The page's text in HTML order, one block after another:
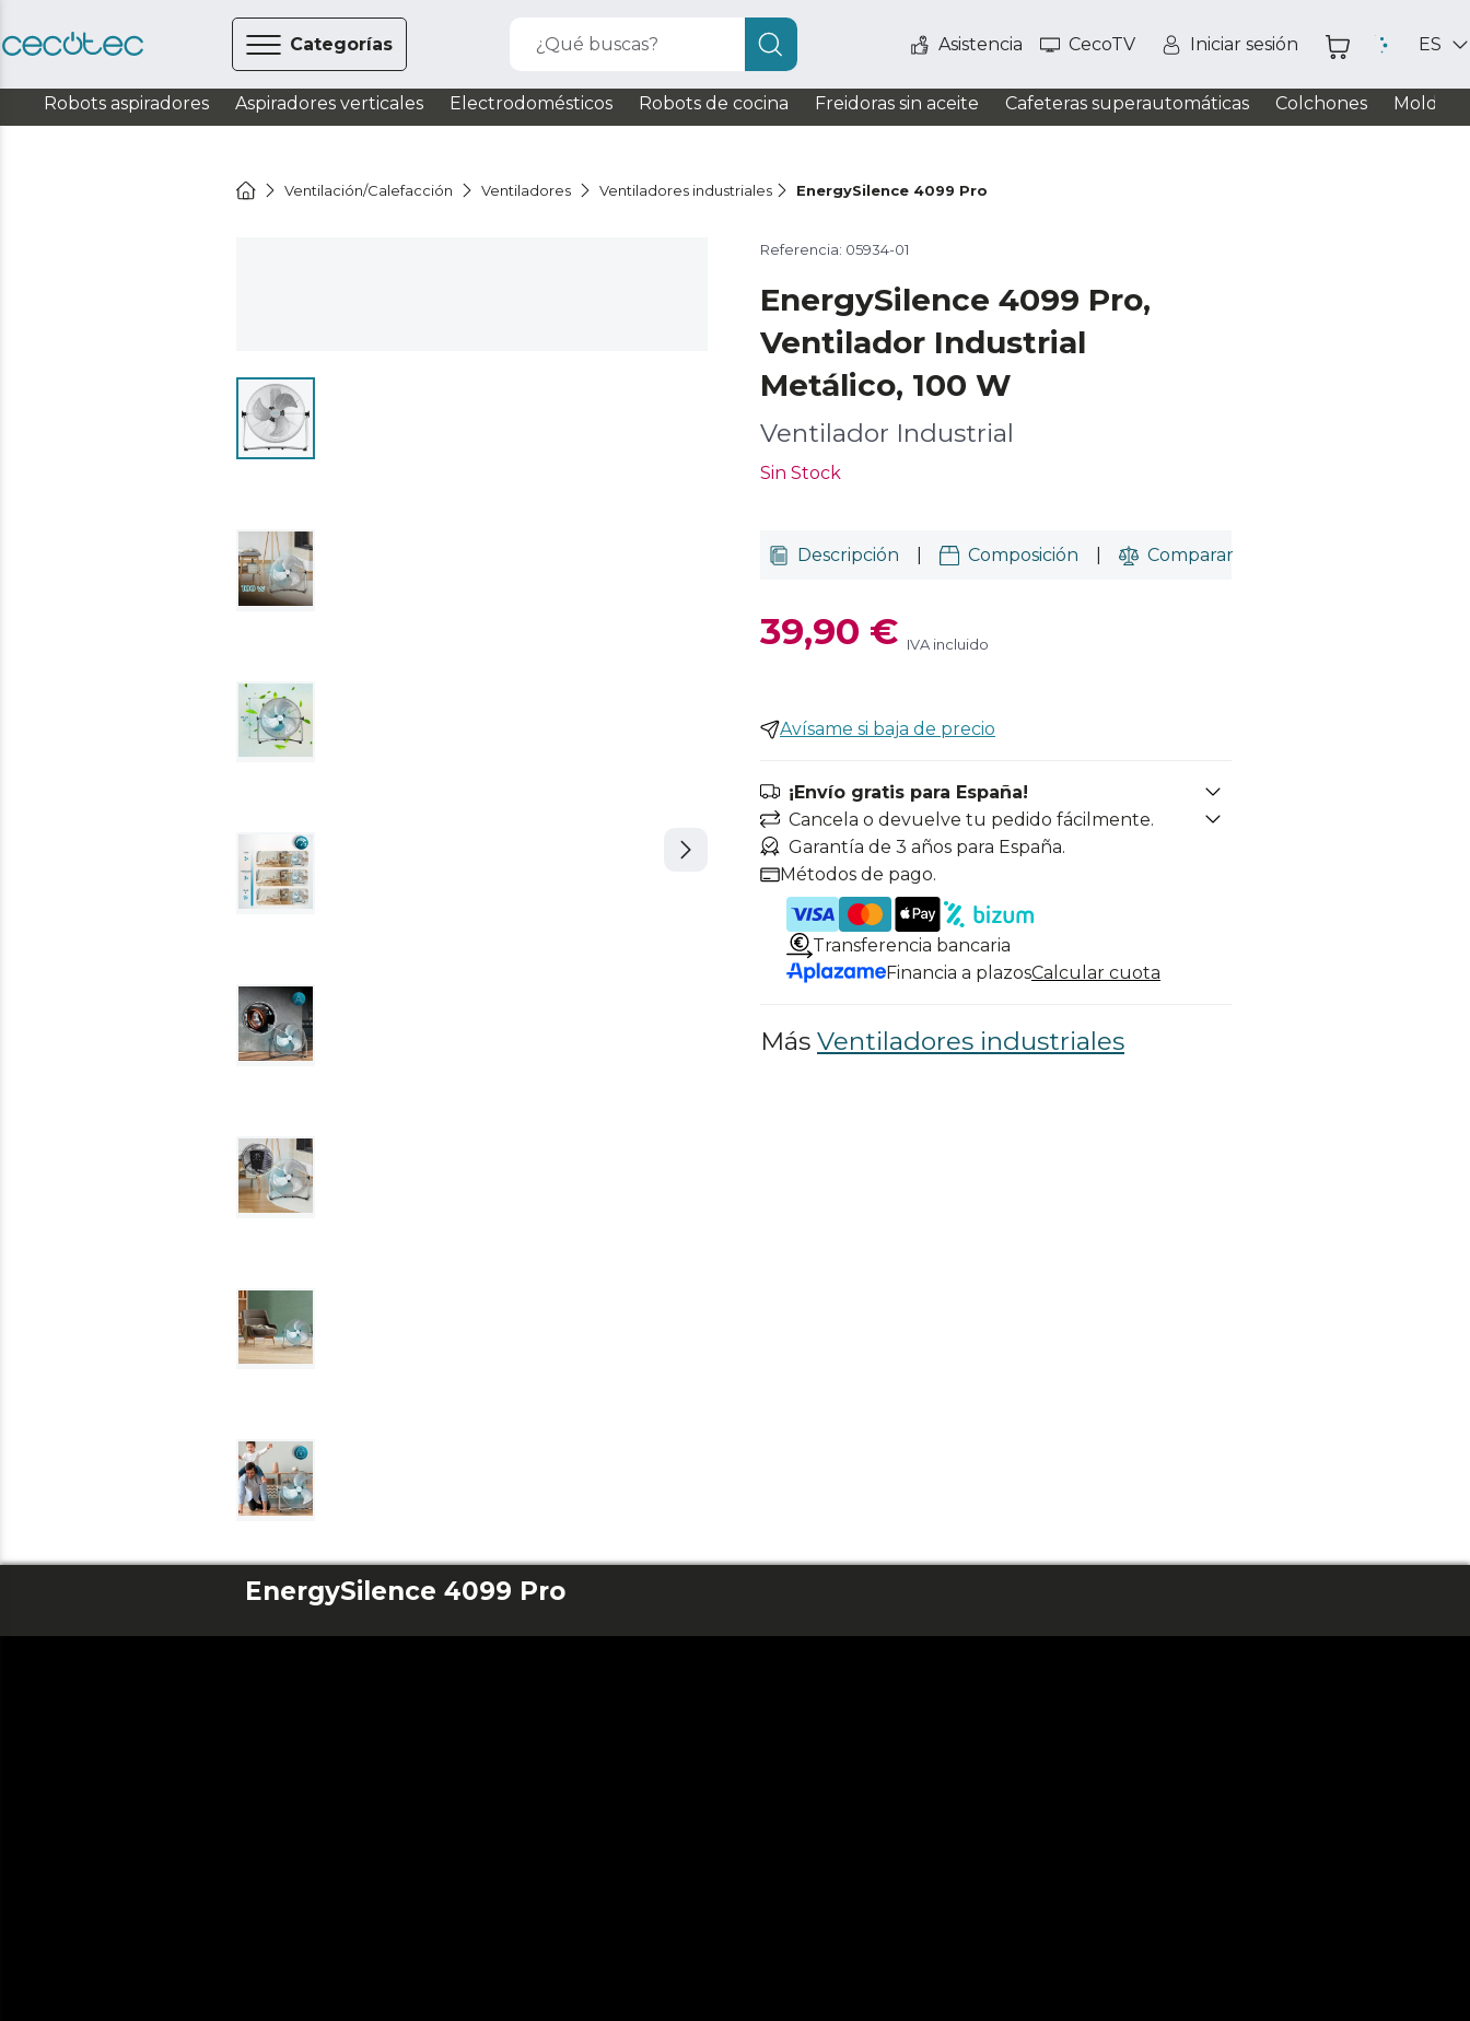
Categorías ¿Qué buscas? Asistencia CecoTV Iniciar sesión ES
Robots aspiradores Aspiradores verticales Electrodomésticos Robots de cocina Freidoras sin aceite Cafeteras superautomáticas Colchones
Ventilación/Calefacción Ventiladores Ventiladores industriales EnergySilence 4099 Pro
Referencia: 05934-01
EnergySilence 4099 Pro,
Ventilador Industrial
Metálico, 100 W
Ventilador Industrial
Sin Stock
Descripción Composición Comparar
39,90 € IVA incluido
Avísame si baja de precio
¡Envío gratis para España!
Cancela o devuelve tu pedido fácilmente.
Garantía de 3 años para España.
Métodos de pago.
Transferencia bancaria
Financia a plazosCalcular cuota
Más Ventiladores industriales
EnergySilence 4099 Pro